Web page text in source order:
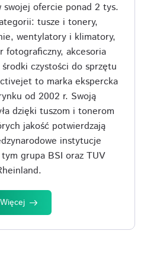
ofercie ponad 2 tys.
tusze i tonery,
wentylatory i klimatory,
fotograficzny, akcesoria
czystości do sprzętu
to marka ekspercka
od 2002 r. Swoją
dzięki tuszom i tonerom
jakość potwierdzają
instytucje
grupa BSI oraz TUV
Więcej